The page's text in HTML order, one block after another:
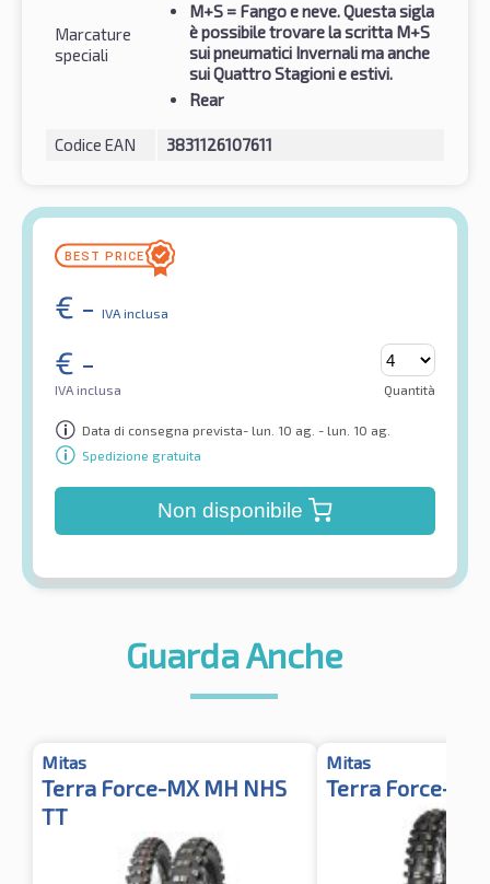
Marcature
speciali
M+S = Fango e neve. Questa sigla
è possibile trovare la scritta M+S
sui pneumatici Invernali ma anche
sui Quattro Stagioni e estivi.
Rear
Codice EAN 3831126107611
€ - IVA inclusa
€ -
IVA inclusa Quantità
Data di consegna prevista- lun. 10 ag. - lun. 10 ag.
Spedizione gratuita
Non disponibile
Guarda Anche
Mitas
Terra Force-MX MH NHS
TT
Mitas
Terra Force-EX